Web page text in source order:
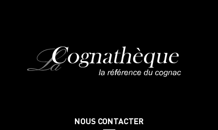
NOUS CONTACTER